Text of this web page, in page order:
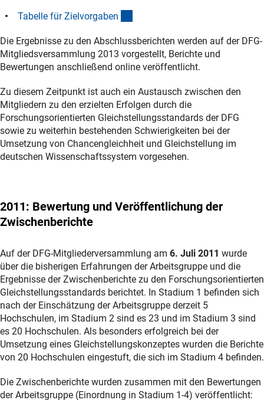
Tabelle für Zielvorgaben
Die Ergebnisse zu den Abschlussberichten werden auf der DFG-
Mitgliedsversammlung 2013 vorgestellt, Berichte und
Bewertungen anschließend online veröffentlicht.
Zu diesem Zeitpunkt ist auch ein Austausch zwischen den
Mitgliedern zu den erzielten Erfolgen durch die
Forschungsorientierten Gleichstellungsstandards der DFG
sowie zu weiterhin bestehenden Schwierigkeiten bei der
Umsetzung von Chancengleichheit und Gleichstellung im
deutschen Wissenschaftssystem vorgesehen.
2011: Bewertung und Veröffentlichung der
Zwischenberichte
Auf der DFG-Mitgliederversammlung am 6. Juli 2011 wurde
über die bisherigen Erfahrungen der Arbeitsgruppe und die
Ergebnisse der Zwischenberichte zu den Forschungsorientierten
Gleichstellungsstandards berichtet. In Stadium 1 befinden sich
nach der Einschätzung der Arbeitsgruppe derzeit 5
Hochschulen, im Stadium 2 sind es 23 und im Stadium 3 sind
es 20 Hochschulen. Als besonders erfolgreich bei der
Umsetzung eines Gleichstellungskonzeptes wurden die Berichte
von 20 Hochschulen eingestuft, die sich im Stadium 4 befinden.
Die Zwischenberichte wurden zusammen mit den Bewertungen
der Arbeitsgruppe (Einordnung in Stadium 1-4) veröffentlicht: